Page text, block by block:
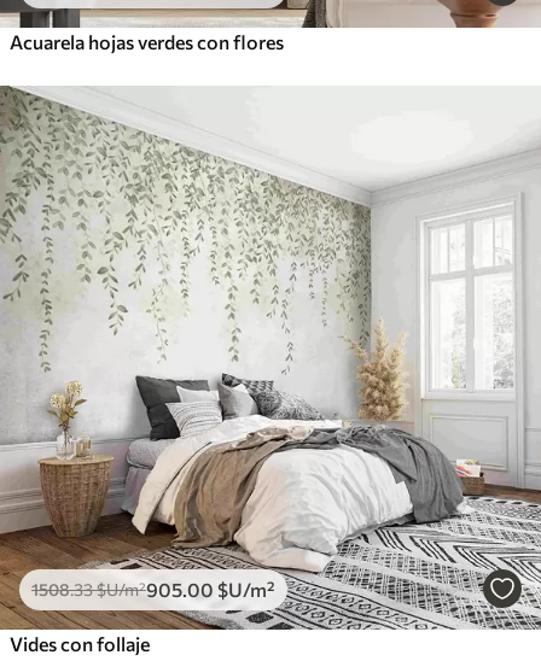
Acuarela hojas verdes con flores
1508.33$U/m²905 .00 $U/m²
Vides con follaje